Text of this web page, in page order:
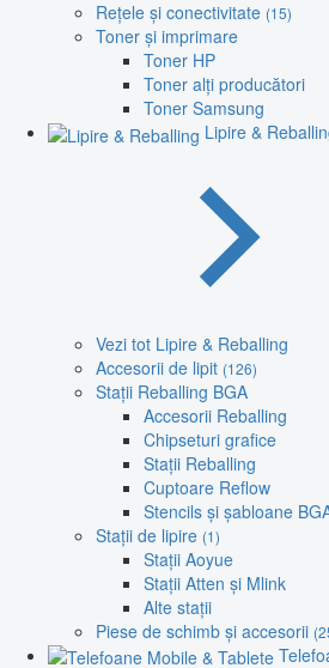
Rețele și conectivitate (15)
Toner și imprimare
Toner HP
Toner alți producători
Toner Samsung
Lipire &
Vezi tot Lipire & Reballing
Accesorii de lipit (126)
Stații Reballing BGA
Accesorii Reballing
Chipseturi grafice
Stații Reballing
Cuptoare Reflow
Stencils și șabloane
Stații de lipire (1)
Stații Aoyue
Stații Atten și Mlink
Alte stații
Piese de schimb și accesorii